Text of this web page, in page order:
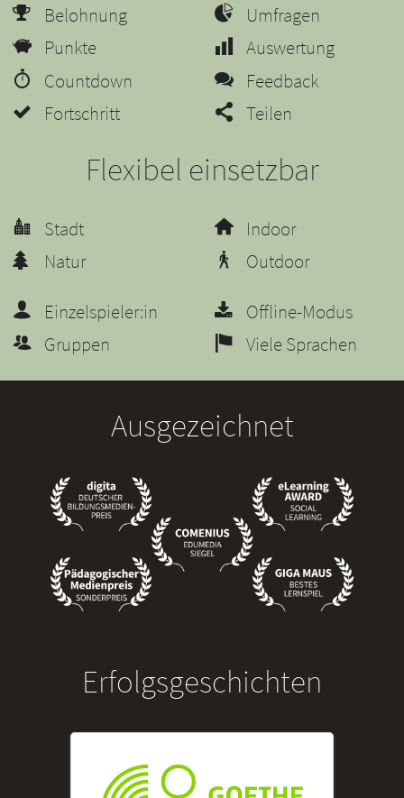
Belohnung
Punkte
Countdown
Fortschritt
Umfragen
Auswertung
Feedback
Teilen
Flexibel einsetzbar
Stadt
Natur
Indoor
Outdoor
Einzelspieler:in
Gruppen
Offline-Modus
Viele Sprachen
Ausgezeichnet
Erfolgsgeschichten